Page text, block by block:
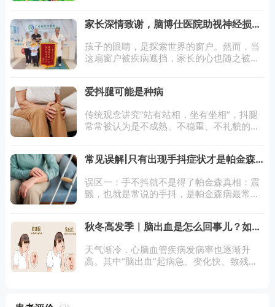
着千丝万缕的双向互动关系。大脑通过神
家长深情致谢，脑博仕医院助视神经损伤
孩子的眼睛，是探索世界的窗户。然而，当
这扇窗户被疾病遮挡，家长的心也随之被阴
剧下降。小明的父母在焦虑与绝望中，带着
爱抖腿可能是种病
传统观念讲究“站有站相，坐有坐相”，抖腿
常常被认为是不成熟、不稳重、不礼貌的表
的抖腿没有多大问题，但如果抖腿发生在睡
常见误解|只有出现手抖症状才是帕金森
误区一：手不抖就不是得了帕金森真相：震
颤，也就是常说的手抖，是帕金森病最常见
帕金森经典的表现。此外，帕金森病还会存
秋冬高发季｜脑出血是怎么回事儿？如何
天气渐冷，心脑血管疾病发病率也逐渐升
高。其中“脑出血”起病急、变化快、致残率